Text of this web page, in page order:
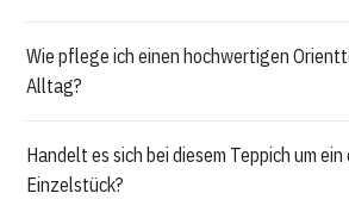
Wie pflege ich einen hochwertigen
Alltag?
Handelt es sich bei diesem Teppich um
Einzelstück?